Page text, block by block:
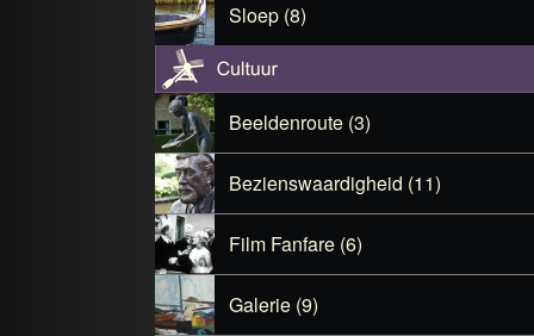
Sloep (8)
Beeldenroute (3)
Bezienswaardigheid (11)
Film Fanfare (6)
Galerie (9)